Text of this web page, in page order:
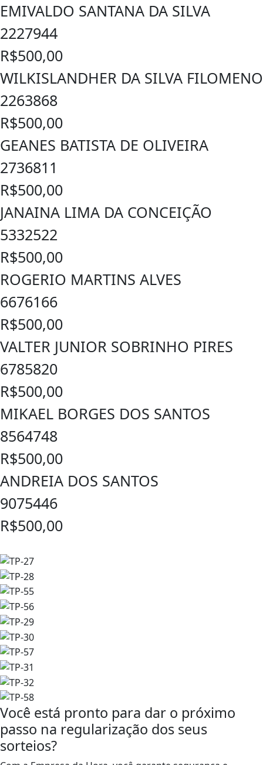
EMIVALDO SANTANA DA SILVA
2227944
R$500,00
WILKISLANDHER DA SILVA FILOMENO
2263868
R$500,00
GEANES BATISTA DE OLIVEIRA
2736811
R$500,00
JANAINA LIMA DA CONCEIÇÃO
5332522
R$500,00
ROGERIO MARTINS ALVES
6676166
R$500,00
VALTER JUNIOR SOBRINHO PIRES
6785820
R$500,00
MIKAEL BORGES DOS SANTOS
8564748
R$500,00
ANDREIA DOS SANTOS
9075446
R$500,00
Você está pronto para dar o próximo
passo na regularização dos seus
sorteios?